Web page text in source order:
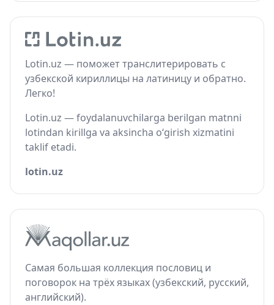
Lotin.uz — поможет транслитерировать с
узбекской кириллицы на латиницу и обратно.
Легко!
Lotin.uz — foydalanuvchilarga berilgan matnni
lotindan kirillga va aksincha o‘girish xizmatini
taklif etadi.
lotin.uz
Самая большая коллекция пословиц и
поговорок на трёх языках (узбекский, русский,
английский).